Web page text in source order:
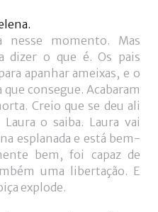
nesse momento. Mas
dizer o que é. Os pais
apanhar ameixas, e o
consegue. Acabaram
Creio que se deu ali
o saiba. Laura vai
esplanada e está bem-
bem, foi capaz de
uma libertação. E
explode.